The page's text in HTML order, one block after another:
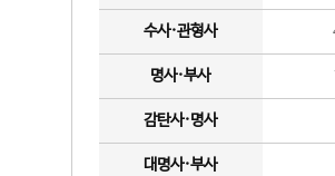
수사·관형사
명사·부사
감탄사·명사
대명사·부사